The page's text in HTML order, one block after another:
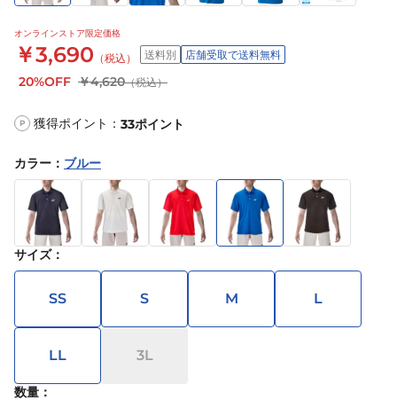
オンラインストア限定価格
￥3,690 （税込） 送料別 店舗受取で送料無料
20%OFF ￥4,620（税込）
P 獲得ポイント： 33ポイント
カラー ： ブルー
サイズ：
SS S M L
LL 3L
数量：